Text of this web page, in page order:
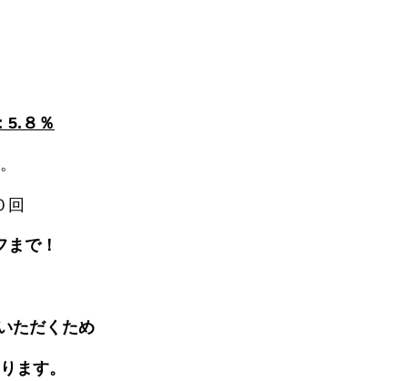
5.８％
回
で！
ただくため
ます。